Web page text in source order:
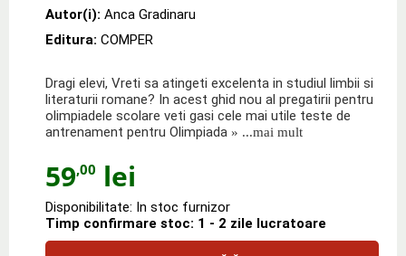
Autor(i): Anca Gradinaru
Editura: COMPER
Dragi elevi, Vreti sa atingeti excelenta in studiul limbii si
literaturii romane? In acest ghid nou al pregatirii pentru
olimpiadele scolare veti gasi cele mai utile teste de
antrenament pentru Olimpiada » ...mai mult
59,00 lei
Disponibilitate: In stoc furnizor
Timp confirmare stoc: 1 - 2 zile lucratoare